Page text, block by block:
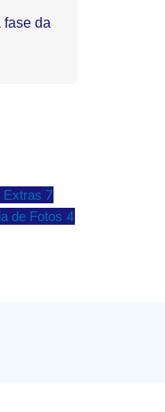
da
Extras 7
de Fotos 4